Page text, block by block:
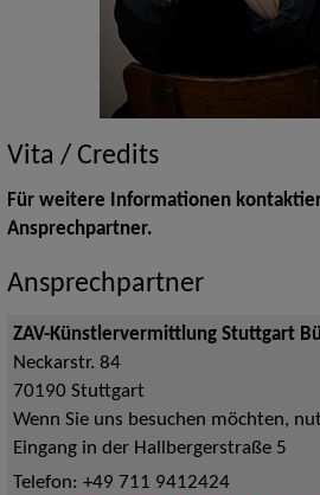
Vita / Credits
Für weitere Informationen
Ansprechpartner.
Ansprechpartner
ZAV-Künstlervermittlung Stuttgart
Neckarstr. 84
70190 Stuttgart
Wenn Sie uns besuchen möchten,
Eingang in der Hallbergerstraße 5
Telefon: +49 711 9412424